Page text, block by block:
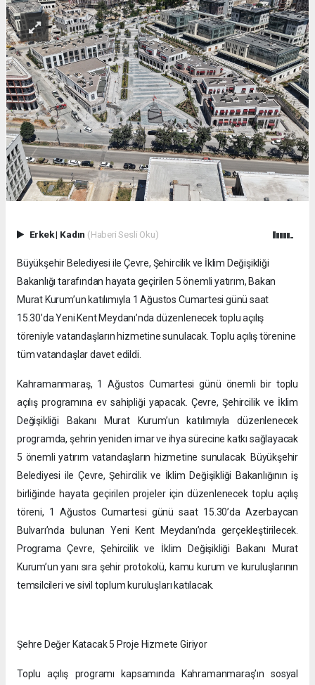
Erkek| Kadın (Haberi Sesli Oku)
Büyükşehir Belediyesi ile Çevre, Şehircilik ve İklim Değişikliği
Bakanlığı tarafından hayata geçirilen 5 önemli yatırım, Bakan
Murat Kurum’un katılımıyla 1 Ağustos Cumartesi günü saat
15.30’da Yeni Kent Meydanı’nda düzenlenecek toplu açılış
töreniyle vatandaşların hizmetine sunulacak. Toplu açılış törenine
tüm vatandaşlar davet edildi.
Kahramanmaraş, 1 Ağustos Cumartesi günü önemli bir toplu
açılış programına ev sahipliği yapacak. Çevre, Şehircilik ve İklim
Değişikliği Bakanı Murat Kurum’un katılımıyla düzenlenecek
programda, şehrin yeniden imar ve ihya sürecine katkı sağlayacak
5 önemli yatırım vatandaşların hizmetine sunulacak. Büyükşehir
Belediyesi ile Çevre, Şehircilik ve İklim Değişikliği Bakanlığının iş
birliğinde hayata geçirilen projeler için düzenlenecek toplu açılış
töreni, 1 Ağustos Cumartesi günü saat 15.30’da Azerbaycan
Bulvarı’nda bulunan Yeni Kent Meydanı’nda gerçekleştirilecek.
Programa Çevre, Şehircilik ve İklim Değişikliği Bakanı Murat
Kurum’un yanı sıra şehir protokolü, kamu kurum ve kuruluşlarının
temsilcileri ve sivil toplum kuruluşları katılacak.
Şehre Değer Katacak 5 Proje Hizmete Giriyor
Toplu açılış programı kapsamında Kahramanmaraş’ın sosyal